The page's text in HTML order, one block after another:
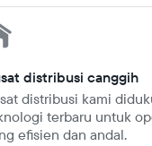
distribusi canggih
distribusi kami
terbaru untuk
efisien dan andal.